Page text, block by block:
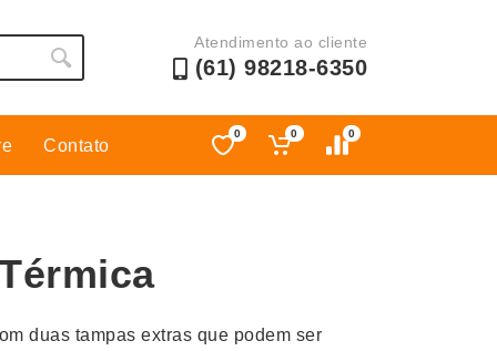
Atendimento ao cliente
(61) 98218-6350
Esteiras
Ferramentas
Leques
Contato
0 0 0
duas tampas extras que podem ser